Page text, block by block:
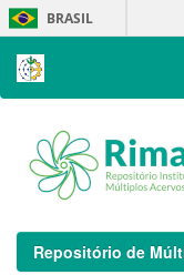
Skip
navigation
BRASIL
Repositório de